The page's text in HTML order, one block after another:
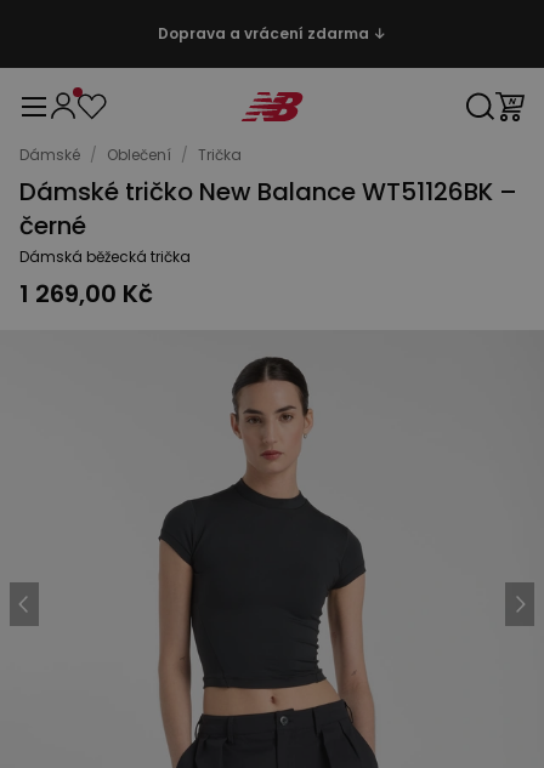
Doprava a vrácení zdarma ↓
Dámské / Oblečení / Trička
Dámské tričko New Balance WT51126BK –
černé
Dámská běžecká trička
1 269,00 Kč